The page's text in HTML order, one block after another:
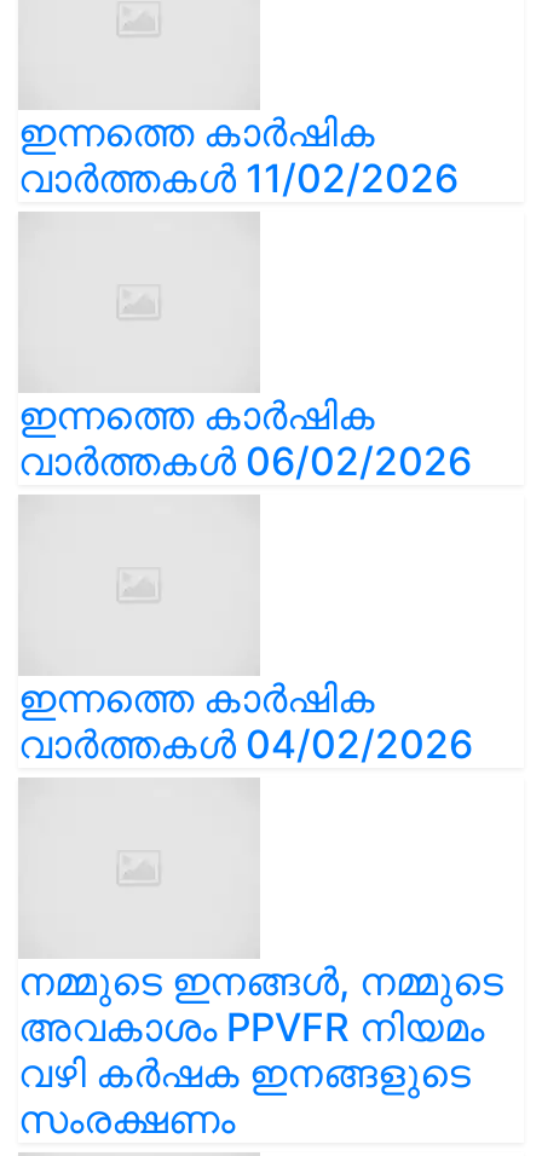
ഇന്നത്തെ കാർഷിക
വാർത്തകൾ 11/02/2026
ഇന്നത്തെ കാർഷിക
വാർത്തകൾ 06/02/2026
ഇന്നത്തെ കാർഷിക
വാർത്തകൾ 04/02/2026
നമ്മുടെ ഇനങ്ങൾ, നമ്മുടെ
അവകാശം PPVFR നിയമം
വഴി കർഷക ഇനങ്ങളുടെ
സംരക്ഷണം